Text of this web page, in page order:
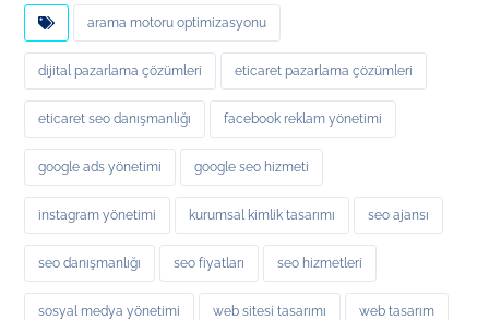
arama motoru optimizasyonu
dijital pazarlama çözümleri eticaret pazarlama çözümleri
eticaret seo danışmanlığı facebook reklam yönetimi
google ads yönetimi google seo hizmeti
instagram yönetimi kurumsal kimlik tasarımı seo ajansı
seo danışmanlığı seo fiyatları seo hizmetleri
sosyal medya yönetimi web sitesi tasarımı web tasarım